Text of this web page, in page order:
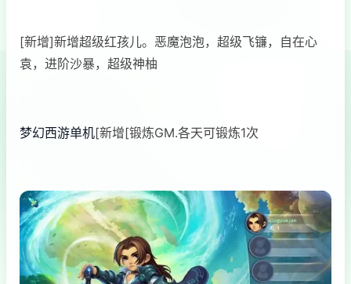
[新增]新增超级红孩儿。恶魔泡泡，超级飞镰，自在心
袁，进阶沙暴，超级神柚
梦幻西游单机[新增[锻炼GM.各天可锻炼1次